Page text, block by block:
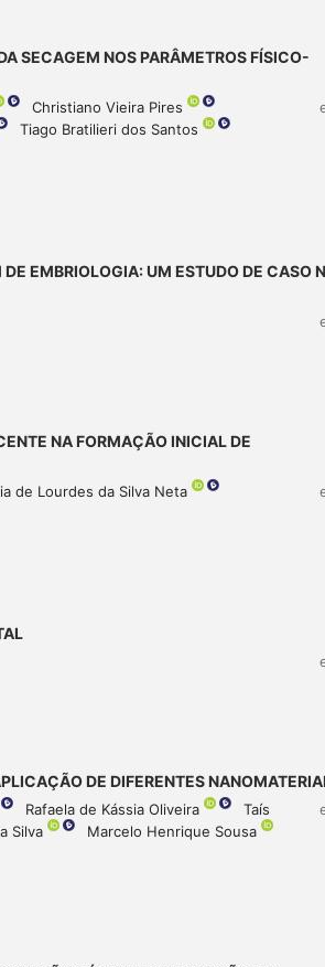
SECAGEM NOS PARÂMETROS FÍSICO-
Christiano Vieira Pires
Tiago Bratilieri dos Santos
EMBRIOLOGIA: UM ESTUDO DE CASO
NA FORMAÇÃO INICIAL DE
de Lourdes da Silva Neta
DE DIFERENTES
Rafaela de Kássia Oliveira
Taís
Silva
Marcelo Henrique Sousa